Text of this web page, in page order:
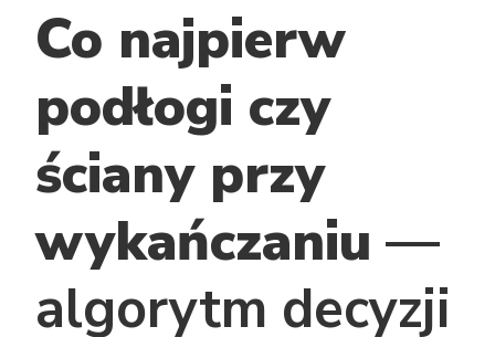
Co najpierw
podłogi czy
ściany przy
wykańczaniu —
algorytm decyzji